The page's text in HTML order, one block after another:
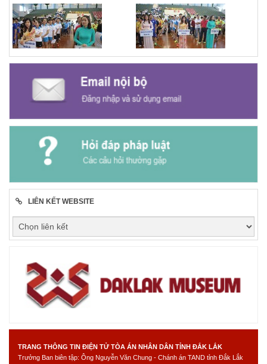
LIÊN KẾT WEBSITE
TRANG THÔNG TIN ĐIỆN TỬ TÒA ÁN NHÂN DÂN TỈNH ĐẮK LẮK
Trưởng Ban biên tập: Ông Nguyễn Văn Chung - Chánh án TAND tỉnh Đắk Lắk